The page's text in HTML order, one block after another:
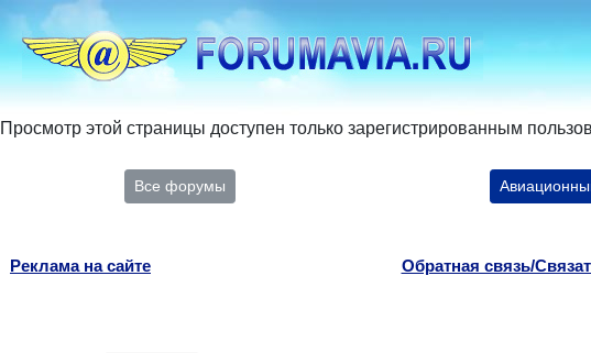
Просмотр этой страницы доступен только зарегистрированным
Все форумы
Реклама на сайте Обратная связь/